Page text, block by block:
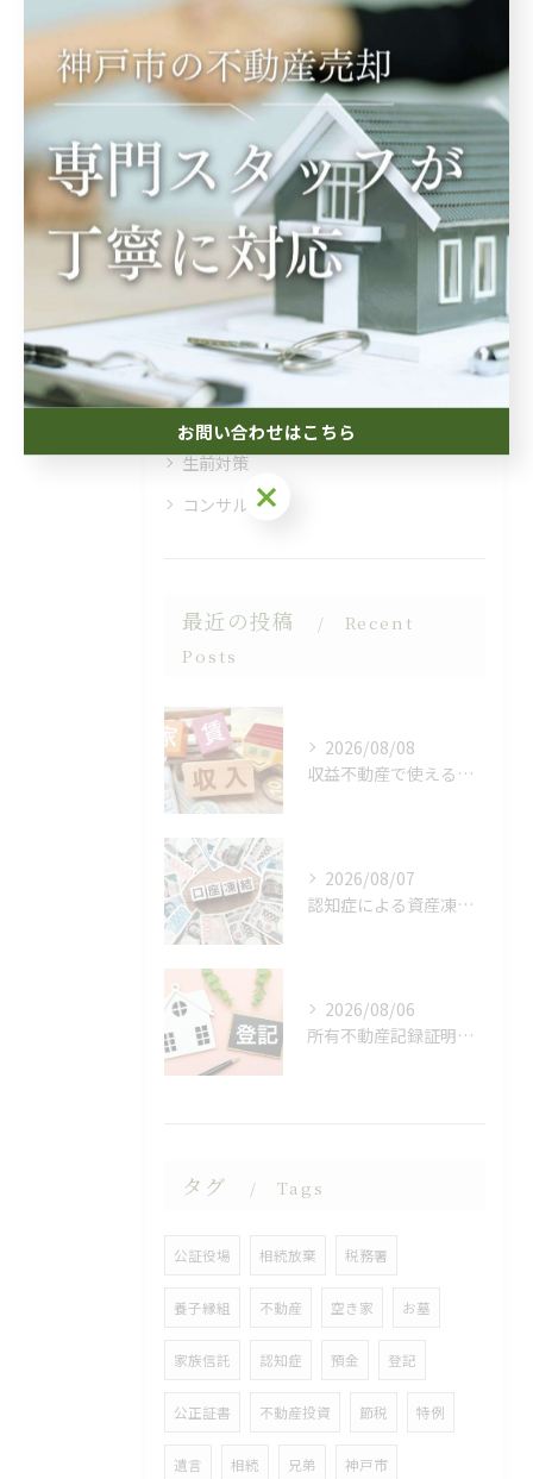
#節税 #相続 #土地 #査定
カテゴリー Categories
全てのカテゴリー
相続
空き家
投資
生前対策
コンサル
最近の投稿
Recent
Posts
2026/08/08
収益不動産で使える相続対策
2026/08/07
認知症による資産凍結（デッドロック）
2026/08/06
所有不動産記録証明制度
タグ Tags
公証役場 相続放棄 税務署
養子縁組 不動産 空き家 お墓
家族信託 認知症 預金 登記
公正証書 不動産投資 節税 特例
遺言 相続 兄弟 神戸市
お問い合わせはこちら
お問い合わせはこちら